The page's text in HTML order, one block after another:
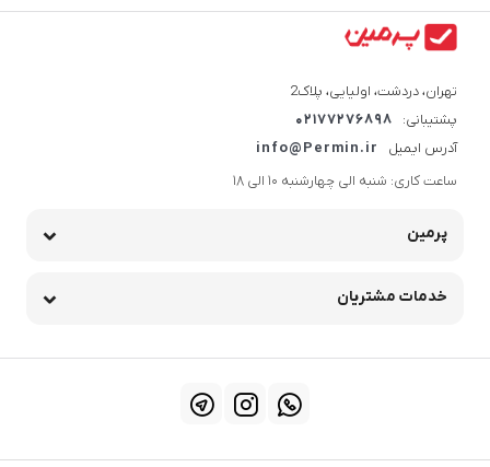
تهران، دردشت، اولیایی، پلاک2
پشتیبانی:
02177276898
آدرس ایمیل
info@Permin.ir
ساعت کاری: شنبه الی چهارشنبه 10 الی 18
پرمین
خدمات مشتریان